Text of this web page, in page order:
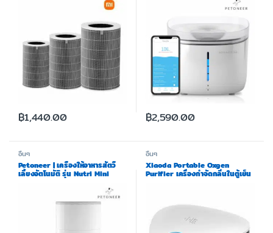
฿1,440.00 ฿2,590.00
อื่นๆ
Petoneer | เครื่องให้อาหารสัตวื
เลี้ยงอัตโนมัติ รุ่น Nutri Mini
อื่นๆ
Xiaoda Portable Oxgen
Purifier เครื่องกำจัดกลิ่นในตู้เย็น
พร้อมโหมดถนอมอาหาร รับประกัน